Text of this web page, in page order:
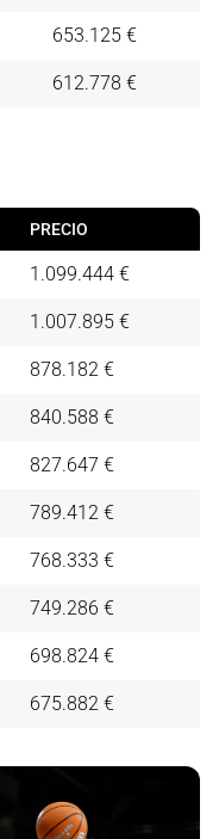
653.125 €
612.778 €
PRECIO
1.099.444 €
1.007.895 €
878.182 €
840.588 €
827.647 €
789.412 €
768.333 €
749.286 €
698.824 €
675.882 €